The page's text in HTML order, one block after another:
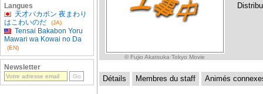
© Fujio Akatsuka·Tokyo Movie
Détails Membres du staff Animés
Langues
天才バカボン 夜まわり
はこわいのだ
(JA)
Tensai Bakabon Yoru
Mawari wa Kowai no Da
(EN)
Newsletter